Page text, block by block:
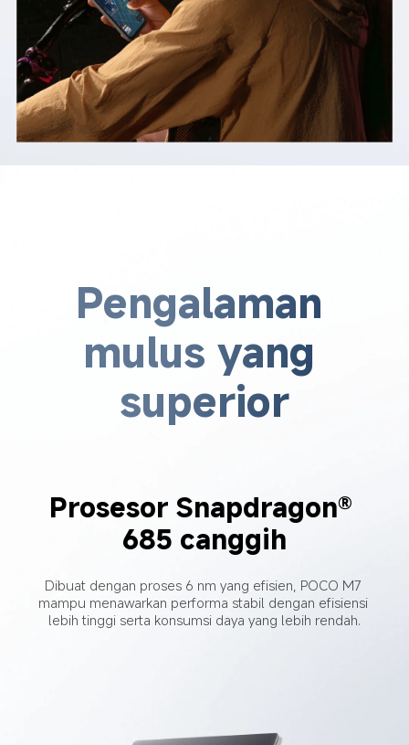
Pengalaman
mulus yang
superior
Prosesor Snapdragon®
685 canggih
Dibuat dengan proses 6 nm yang efisien, POCO M7
mampu menawarkan performa stabil dengan efisiensi
lebih tinggi serta konsumsi daya yang lebih rendah.